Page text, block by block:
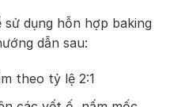
dụng hỗn hợp baking
dẫn sau:
theo tỷ lệ 2:1